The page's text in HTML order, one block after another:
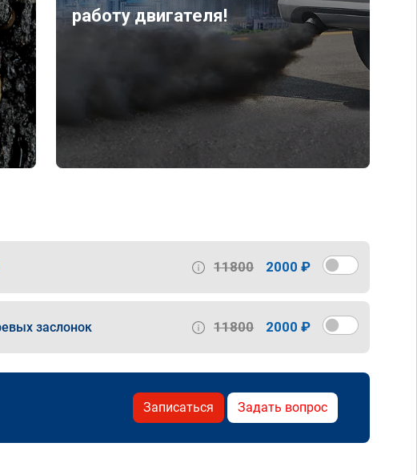
работу двигателя!
11800 2000 ₽
заслонок 11800 2000 ₽
Записаться Задать вопрос